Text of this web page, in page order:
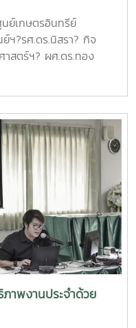
งขัน จำนวน 6 โครงการ
องเที่ยวคาร์บอนสุทธิเป็น
ในพื้นที่ภาคเหนือตอนบน"
าร2.โครงการ "การ
ใหม่ หัวหน้า
หลือใช้การแปรรูปปลา
ราจารย์ ดร.ดวงพร อมร
"การขยายสเกลการผลิต
เป็นสารเสริมกระตุ้นการ
ดย รองศาสตราจารย์
าร5.โครงการ "การ
อติกต่อภาวะซึมเศร้า
งคลอด" โดย รอง
าล หัวหน้า
นน้ำในระบบเพาะฟักพันธุ์
งงานแสงอาทิตย์ร่วมกับ
การผลิตพันธุ์ปลาเชิง
ราวุธ พลวงษ์ศรี หัวหน้า
ย์เกษตรอินทรีย์
ฯ?รศ.ดร.นิสรา? กิจ
สตร์ฯ? ผศ.ดร.ทอง
ารย์/?เจ้าหน้าที่จาก
าม? #กลุ่มอินทนินแม่
พี่เลี้ยงกลุ่ม? และในที่
ลียน? บัวจูม? เป็น
นา? เป็นผู้ประสานงาน?
ภาพงานประจำด้วย